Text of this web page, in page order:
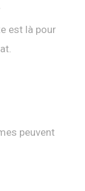
est là pour
peuvent